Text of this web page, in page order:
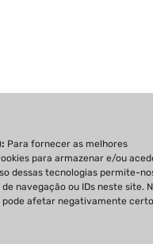
Para fornecer as melhores
para armazenar e/ou
dessas tecnologias permite-
navegação ou IDs neste site.
afetar negativamente